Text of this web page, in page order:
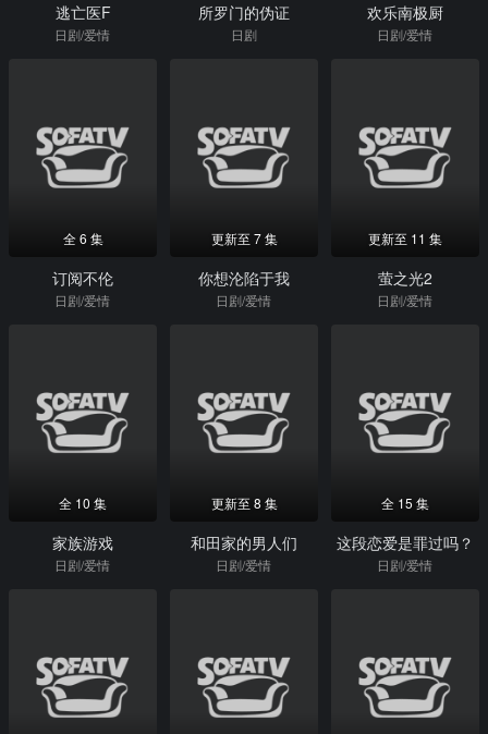
逃亡医F
日剧/爱情
所罗门的伪证
日剧
欢乐南极厨
日剧/爱情
全 6 集
订阅不伦
日剧/爱情
更新至 7 集
你想沦陷于我
日剧/爱情
更新至 11 集
萤之光2
日剧/爱情
全 10 集
家族游戏
日剧/爱情
更新至 8 集
和田家的男人们
日剧/爱情
全 15 集
这段恋爱是罪过吗？
日剧/爱情